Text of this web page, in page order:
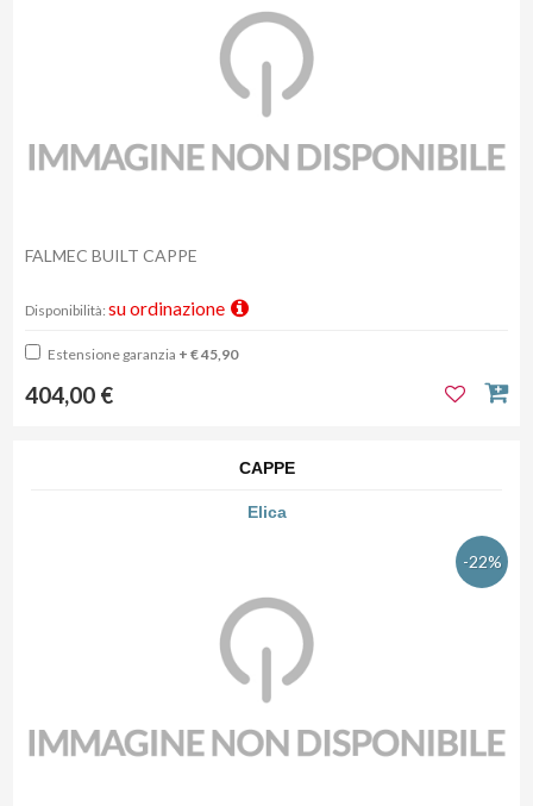
FALMEC BUILT CAPPE
Disponibilità: su ordinazione
Estensione garanzia + € 45,90
404,00 €
CAPPE
Elica
-22%